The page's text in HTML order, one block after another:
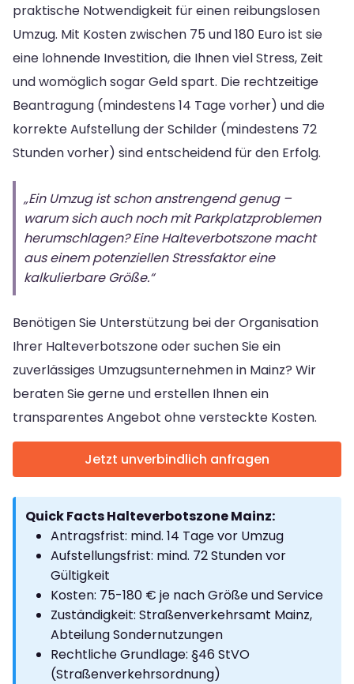
praktische Notwendigkeit für einen reibungslosen
Umzug. Mit Kosten zwischen 75 und 180 Euro ist sie
eine lohnende Investition, die Ihnen viel Stress, Zeit
und womöglich sogar Geld spart. Die rechtzeitige
Beantragung (mindestens 14 Tage vorher) und die
korrekte Aufstellung der Schilder (mindestens 72
Stunden vorher) sind entscheidend für den Erfolg.
„Ein Umzug ist schon anstrengend genug –
warum sich auch noch mit Parkplatzproblemen
herumschlagen? Eine Halteverbotszone macht
aus einem potenziellen Stressfaktor eine
kalkulierbare Größe.“
Benötigen Sie Unterstützung bei der Organisation
Ihrer Halteverbotszone oder suchen Sie ein
zuverlässiges Umzugsunternehmen in Mainz? Wir
beraten Sie gerne und erstellen Ihnen ein
transparentes Angebot ohne versteckte Kosten.
Jetzt unverbindlich anfragen
Quick Facts Halteverbotszone Mainz:
Antragsfrist: mind. 14 Tage vor Umzug
Aufstellungsfrist: mind. 72 Stunden vor
Gültigkeit
Kosten: 75-180 € je nach Größe und Service
Zuständigkeit: Straßenverkehrsamt Mainz,
Abteilung Sondernutzungen
Rechtliche Grundlage: §46 StVO
(Straßenverkehrsordnung)